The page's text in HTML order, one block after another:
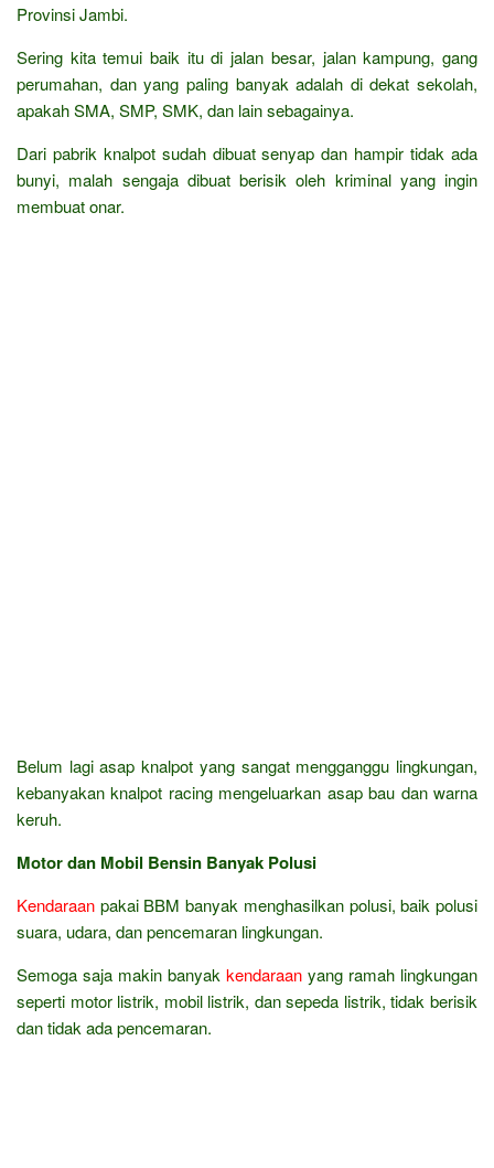
Provinsi Jambi.
Sering kita temui baik itu di jalan besar, jalan kampung, gang
perumahan, dan yang paling banyak adalah di dekat sekolah,
apakah SMA, SMP, SMK, dan lain sebagainya.
Dari pabrik knalpot sudah dibuat senyap dan hampir tidak ada
bunyi, malah sengaja dibuat berisik oleh kriminal yang ingin
membuat onar.
Belum lagi asap knalpot yang sangat mengganggu lingkungan,
kebanyakan knalpot racing mengeluarkan asap bau dan warna
keruh.
Motor dan Mobil Bensin Banyak Polusi
Kendaraan pakai BBM banyak menghasilkan polusi, baik polusi
suara, udara, dan pencemaran lingkungan.
Semoga saja makin banyak kendaraan yang ramah lingkungan
seperti motor listrik, mobil listrik, dan sepeda listrik, tidak berisik
dan tidak ada pencemaran.